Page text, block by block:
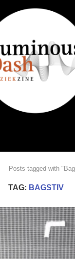
Posts tagged with
TAG: BAGSTIV